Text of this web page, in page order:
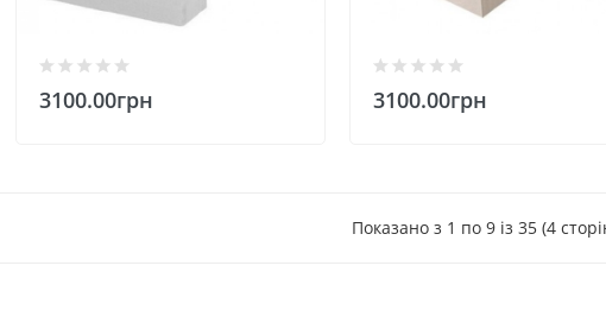
3100.00грн 3100.00грн
Показано з 1 по 9 із 35 (4